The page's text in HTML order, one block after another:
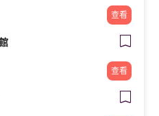
查看
查看